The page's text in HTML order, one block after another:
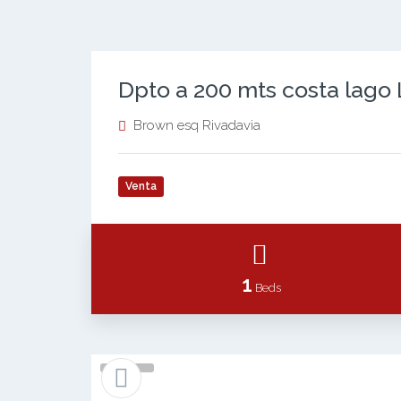
Dpto a 200 mts costa lago
Brown esq Rivadavia
Venta
1 Beds